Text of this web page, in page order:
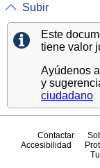
Subir
Este
tiene valor
Ayúdenos
y
ciudadano
Contactar
Accesibilidad